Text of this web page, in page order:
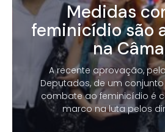
Medidas
feminicídio são
na
A recente aprovação,
Deputados, de um
combate ao feminicídio é
marco na luta pelos